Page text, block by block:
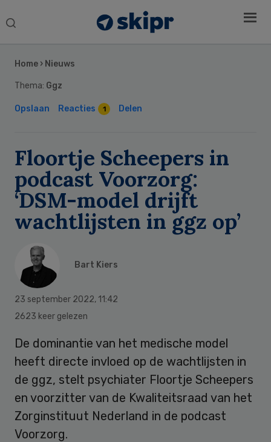
Search
Home › Nieuws
Thema: Ggz
Opslaan Reacties 1 Delen
Floortje Scheepers in
podcast Voorzorg:
‘DSM-model drijft
wachtlijsten in ggz op’
Bart Kiers
23 september 2022, 11:42
2623 keer gelezen
De dominantie van het medische model
heeft directe invloed op de wachtlijsten in
de ggz, stelt psychiater Floortje Scheepers
en voorzitter van de Kwaliteitsraad van het
Zorginstituut Nederland in de podcast
Voorzorg.
Sidebar